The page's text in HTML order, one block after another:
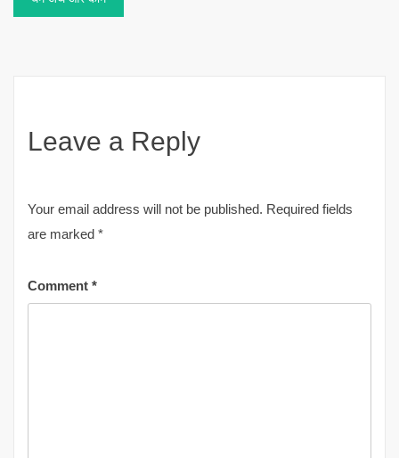
Leave a Reply
Your email address will not be published. Required fields
are marked *
Comment *